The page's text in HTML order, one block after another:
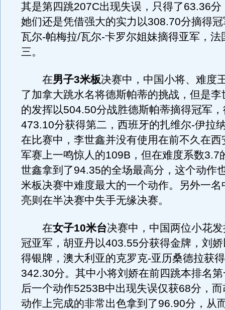
其是第四跳207C出现失误，只得了63.36分
她们还是凭借强大的实力以308.70分摘得
瓦尔-帕梅拉/瓦尔-卡罗尔姐妹摘得亚军，法
三。
在男子3米板决赛中，中国小将、难度
了加拿大跳水名将德斯帕蒂的挑战，但是李
的发挥以504.50分战胜德斯帕蒂摘得冠军
473.10分获得第二，西班牙的扎维尔-伊拉
在比赛中，李世鑫并没有使用在前不久在西
军赛上一鸣惊人的109B，但在难度系数3.7
世鑫拿到了94.35的全场最高分，这个动作
米板决赛中难度最大的一个动作。另外一名
亮则在半决赛中失手无缘决赛。
在女子10米台决赛中，中国两位小花
冠亚军，胡亚丹以403.55分获得金牌，刘
得银牌，澳大利亚的克罗克-亚历桑德拉获
342.30分。其中小将刘娇在前四跳本排名
后一个动作5253B中出现失误仅获68分，
动作上完成的非常出色拿到了96.90分，从